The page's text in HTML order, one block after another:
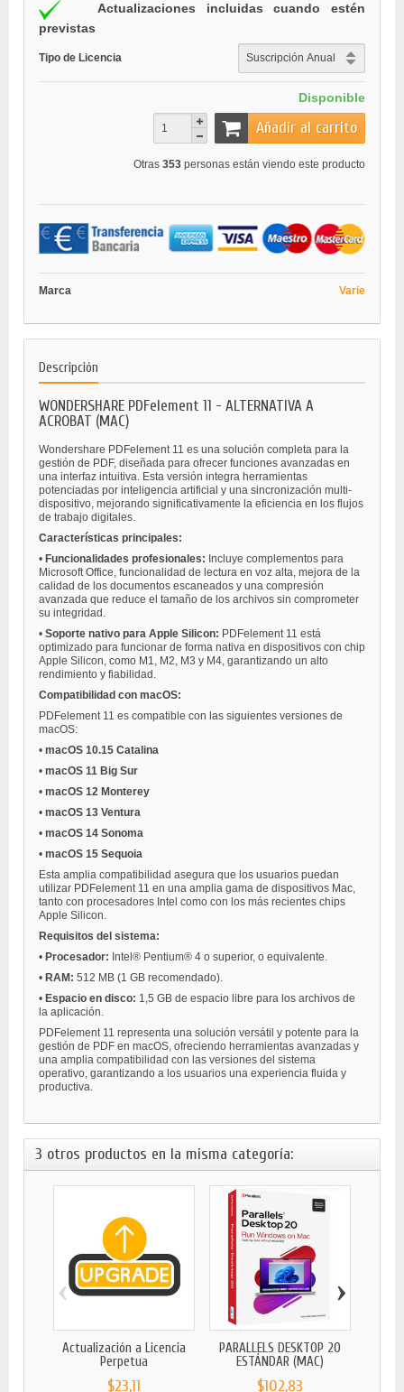
Actualizaciones incluidas cuando estén
previstas
Tipo de Licencia
Disponible
Añadir al carrito
Otras 353 personas están viendo este producto
Marca Varie
Descripción
WONDERSHARE PDFelement 11 - ALTERNATIVA A
ACROBAT (MAC)
Wondershare PDFelement 11 es una solución completa para la
gestión de PDF, diseñada para ofrecer funciones avanzadas en
una interfaz intuitiva. Esta versión integra herramientas
potenciadas por inteligencia artificial y una sincronización multi-
dispositivo, mejorando significativamente la eficiencia en los flujos
de trabajo digitales.
Características principales:
• Funcionalidades profesionales: Incluye complementos para
Microsoft Office, funcionalidad de lectura en voz alta, mejora de la
calidad de los documentos escaneados y una compresión
avanzada que reduce el tamaño de los archivos sin comprometer
su integridad.
• Soporte nativo para Apple Silicon: PDFelement 11 está
optimizado para funcionar de forma nativa en dispositivos con chip
Apple Silicon, como M1, M2, M3 y M4, garantizando un alto
rendimiento y fiabilidad.
Compatibilidad con macOS:
PDFelement 11 es compatible con las siguientes versiones de
macOS:
• macOS 10.15 Catalina
• macOS 11 Big Sur
• macOS 12 Monterey
• macOS 13 Ventura
• macOS 14 Sonoma
• macOS 15 Sequoia
Esta amplia compatibilidad asegura que los usuarios puedan
utilizar PDFelement 11 en una amplia gama de dispositivos Mac,
tanto con procesadores Intel como con los más recientes chips
Apple Silicon.
Requisitos del sistema:
• Procesador: Intel® Pentium® 4 o superior, o equivalente.
• RAM: 512 MB (1 GB recomendado).
• Espacio en disco: 1,5 GB de espacio libre para los archivos de
la aplicación.
PDFelement 11 representa una solución versátil y potente para la
gestión de PDF en macOS, ofreciendo herramientas avanzadas y
una amplia compatibilidad con las versiones del sistema
operativo, garantizando a los usuarios una experiencia fluida y
productiva.
3 otros productos en la misma categoría:
Actualización a Licencia
Perpetua
$23,11
PARALLELS DESKTOP 20
ESTÁNDAR (MAC)
$102,83
‹ ›